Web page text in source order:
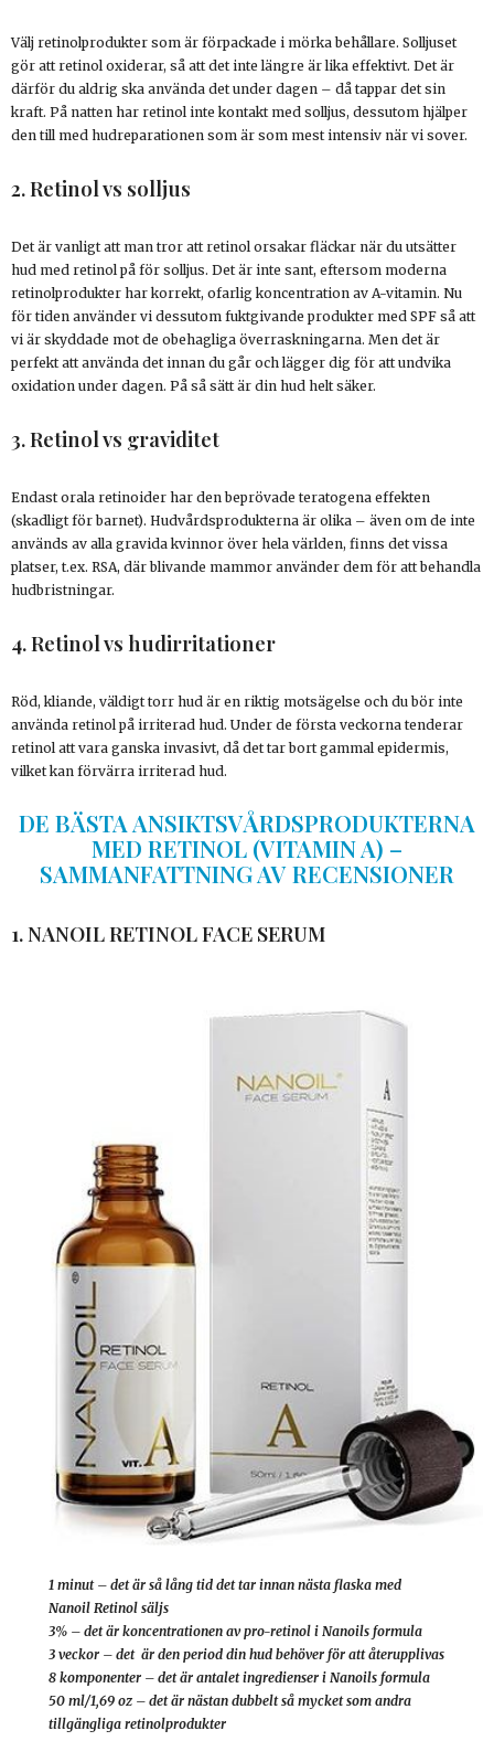
Välj retinolprodukter som är förpackade i mörka behållare. Solljuset
gör att retinol oxiderar, så att det inte längre är lika effektivt. Det är
därför du aldrig ska använda det under dagen – då tappar det sin
kraft. På natten har retinol inte kontakt med solljus, dessutom hjälper
den till med hudreparationen som är som mest intensiv när vi sover.
2. Retinol vs solljus
Det är vanligt att man tror att retinol orsakar fläckar när du utsätter
hud med retinol på för solljus. Det är inte sant, eftersom moderna
retinolprodukter har korrekt, ofarlig koncentration av A-vitamin. Nu
för tiden använder vi dessutom fuktgivande produkter med SPF så att
vi är skyddade mot de obehagliga överraskningarna. Men det är
perfekt att använda det innan du går och lägger dig för att undvika
oxidation under dagen. På så sätt är din hud helt säker.
3. Retinol vs graviditet
Endast orala retinoider har den beprövade teratogena effekten
(skadligt för barnet). Hudvårdsprodukterna är olika – även om de inte
används av alla gravida kvinnor över hela världen, finns det vissa
platser, t.ex. RSA, där blivande mammor använder dem för att behandla
hudbristningar.
4. Retinol vs hudirritationer
Röd, kliande, väldigt torr hud är en riktig motsägelse och du bör inte
använda retinol på irriterad hud. Under de första veckorna tenderar
retinol att vara ganska invasivt, då det tar bort gammal epidermis,
vilket kan förvärra irriterad hud.
DE BÄSTA ANSIKTSVÅRDSPRODUKTERNA
MED RETINOL (VITAMIN A) –
SAMMANFATTNING AV RECENSIONER
1. NANOIL RETINOL FACE SERUM
1 minut – det är så lång tid det tar innan nästa flaska med
Nanoil Retinol säljs
3% – det är koncentrationen av pro-retinol i Nanoils formula
3 veckor – det är den period din hud behöver för att återupplivas
8 komponenter – det är antalet ingredienser i Nanoils formula
50 ml/1,69 oz – det är nästan dubbelt så mycket som andra
tillgängliga retinolprodukter